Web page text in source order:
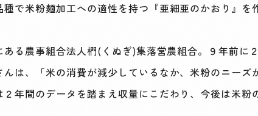
で米粉麺加工への適性を持つ『亜細亜のかおり』
る農事組合法人椚(くぬぎ)集落営農組合。９年前に
は、「米の消費が減少しているなか、米粉のニー
年間のデータを踏まえ収量にこだわり、今後は米